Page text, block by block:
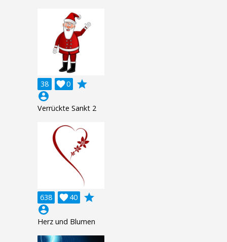
38 0

grade
account_circle
Verrückte Sankt 2
638 40

grade
account_circle
Herz und Blumen